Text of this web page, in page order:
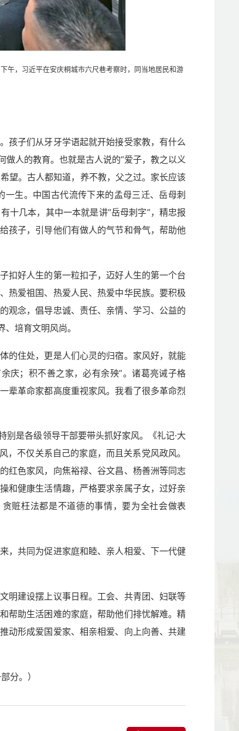
午，习近平在安庆桐城市六尺巷考察时，同当地居民和游
孩子们从牙牙学语起就开始接受家教，有什么
人的教育。也就是古人说的“爱子，教之以义
望。古人都知道，养不教，父之过。家长应该
生。中国古代流传下来的孟母三迁、岳母刺
十几本，其中一本就是讲“岳母刺字”，精忠报
孩子，引导他们有做人的气节和骨气，帮助他
扣好人生的第一粒扣子，迈好人生的第一个台
热爱祖国、热爱人民、热爱中华民族。要积极
观念，倡导忠诚、责任、亲情、学习、公益的
界、培育文明风尚。
的住处，更是人们心灵的归宿。家风好，就能
庆；积不善之家，必有余殃”。诸葛亮诫子格
辈革命家都高度重视家风。我看了很多革命烈
是各级领导干部要带头抓好家风。《礼记·大
不仅关系自己的家庭，而且关系党风政风。
红色家风，向焦裕禄、谷文昌、杨善洲等同志
和健康生活情趣，严格要求亲属子女，过好亲
赃枉法都是不道德的事情，要为全社会做表
，共同为促进家庭和睦、亲人相爱、下一代健
明建设摆上议事日程。工会、共青团、妇联等
帮助生活困难的家庭，帮助他们排忧解难。精
动形成爱国爱家、相亲相爱、向上向善、共建
分。）